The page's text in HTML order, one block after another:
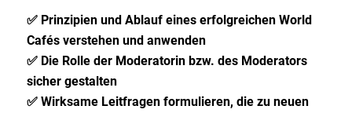
✅ Prinzipien und Ablauf eines erfolgreichen World
Cafés verstehen und anwenden
✅ Die Rolle der Moderatorin bzw. des Moderators
sicher gestalten
✅ Wirksame Leitfragen formulieren, die zu neuen